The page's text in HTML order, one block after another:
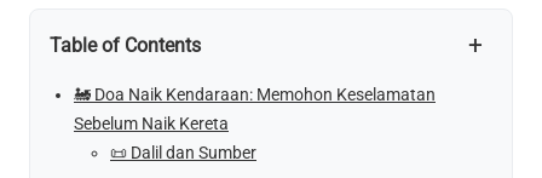
Table of Contents +
🚂 Doa Naik Kendaraan: Memohon Keselamatan
Sebelum Naik Kereta
📜 Dalil dan Sumber